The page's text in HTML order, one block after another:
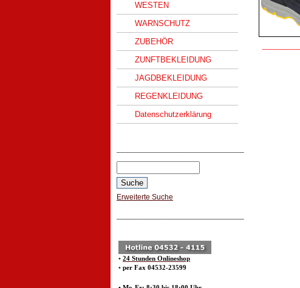
WESTEN
WARNSCHUTZ
ZUBEHÖR
ZUNFTBEKLEIDUNG
JAGDBEKLEIDUNG
REGENKLEIDUNG
Datenschutzerklärung
Erweiterte Suche
• 24 Stunden Onlineshop
• per Fax 04532-23599